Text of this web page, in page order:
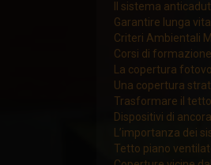
Il sistema
Garantire lunga
Criteri Ambientali
Corsi di
La copertura
Una copertura
Trasformare il
Dispositivi di
L’importanza dei
Tetto piano